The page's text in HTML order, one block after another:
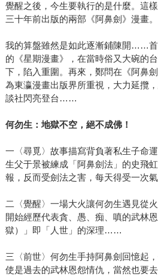
覺醒之後，今生要執行的是什麼。這
三十年前出版的兩部《阿鼻劍》漫畫。
我的算盤雖然是如此逐漸鋪陳開……
的《星期漫畫》，在當時俗又大碗的
下，陷入重圍。再來，鄭問在《阿鼻
為東瀛漫畫出版界所重視，大力延攬
談社閃亮登台……
何勿生：地獄不空，絕不成佛！
一〈尋覓〉故事描寫背負著私生子命
生父于景被練成「阿鼻劍法」的史飛
報，反而受劍法之害，每天得受一次
二〈覺醒〉一場大火讓何勿生遇見從
開始經歷代表貪、愚、痴、嗔的武林
獄）」即「人世」的深理……
三〈前世〉何勿生手持阿鼻劍回憶起
使是過去的武林恩怨情仇，當然也要